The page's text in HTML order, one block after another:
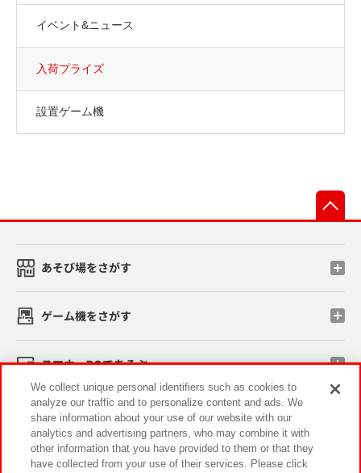
イベント&ニュース
入荷プライズ
設置ゲーム機
あそび場をさがす
ゲーム機をさがす
スマホ・PCであそぶ
イベント・キャンペーン
We collect unique personal identifiers such as cookies to
analyze our traffic and to personalize content and ads. We
share information about your use of our website with our
analytics and advertising partners, who may combine it with
other information that you have provided to them or that they
have collected from your use of their services. Please click